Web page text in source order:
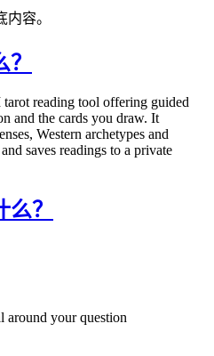
容。
reading tool offering guided
and the cards you draw. It
Western archetypes and
saves readings to a private
？
around your question